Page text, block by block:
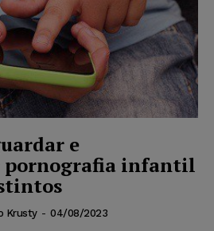
e
infantil
Krusty - 04/08/2023